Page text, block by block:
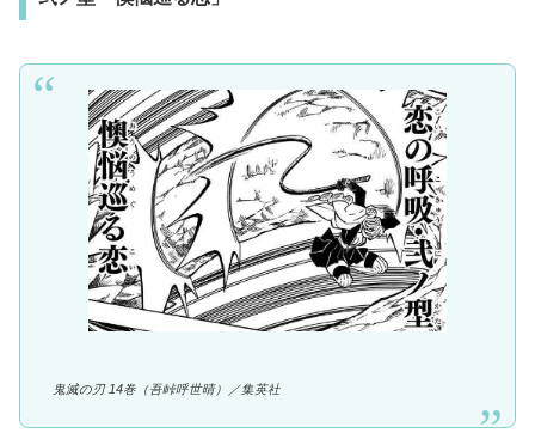
鬼滅の刃 14巻（吾峠呼世晴）／集英社